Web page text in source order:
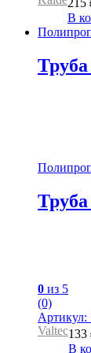
215
В
0 из 5
(0)
Артикул:
Valtec133
В